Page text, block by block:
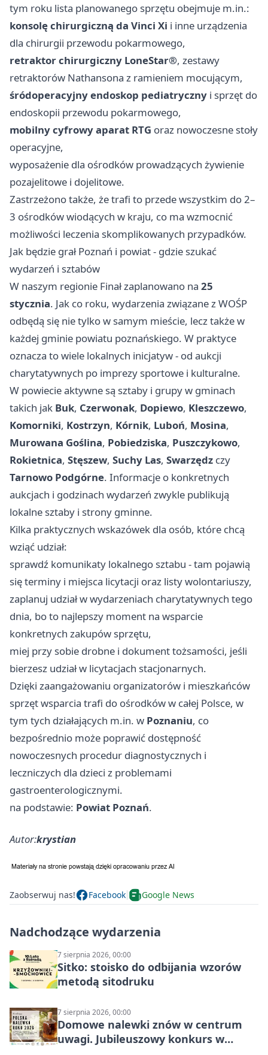
tym roku lista planowanego sprzętu obejmuje m.in.:
konsolę chirurgiczną da Vinci Xi i inne urządzenia
dla chirurgii przewodu pokarmowego,
retraktor chirurgiczny LoneStar®, zestawy
retraktorów Nathansona z ramieniem mocującym,
śródoperacyjny endoskop pediatryczny i sprzęt do
endoskopii przewodu pokarmowego,
mobilny cyfrowy aparat RTG oraz nowoczesne stoły
operacyjne,
wyposażenie dla ośrodków prowadzących żywienie
pozajelitowe i dojelitowe.
Zastrzeżono także, że trafi to przede wszystkim do 2–
3 ośrodków wiodących w kraju, co ma wzmocnić
możliwości leczenia skomplikowanych przypadków.
Jak będzie grał Poznań i powiat - gdzie szukać
wydarzeń i sztabów
W naszym regionie Finał zaplanowano na 25
stycznia. Jak co roku, wydarzenia związane z WOŚP
odbędą się nie tylko w samym mieście, lecz także w
każdej gminie powiatu poznańskiego. W praktyce
oznacza to wiele lokalnych inicjatyw - od aukcji
charytatywnych po imprezy sportowe i kulturalne.
W powiecie aktywne są sztaby i grupy w gminach
takich jak Buk, Czerwonak, Dopiewo, Kleszczewo,
Komorniki, Kostrzyn, Kórnik, Luboń, Mosina,
Murowana Goślina, Pobiedziska, Puszczykowo,
Rokietnica, Stęszew, Suchy Las, Swarzędz czy
Tarnowo Podgórne. Informacje o konkretnych
aukcjach i godzinach wydarzeń zwykle publikują
lokalne sztaby i strony gminne.
Kilka praktycznych wskazówek dla osób, które chcą
wziąć udział:
sprawdź komunikaty lokalnego sztabu - tam pojawią
się terminy i miejsca licytacji oraz listy wolontariuszy,
zaplanuj udział w wydarzeniach charytatywnych tego
dnia, bo to najlepszy moment na wsparcie
konkretnych zakupów sprzętu,
miej przy sobie drobne i dokument tożsamości, jeśli
bierzesz udział w licytacjach stacjonarnych.
Dzięki zaangażowaniu organizatorów i mieszkańców
sprzęt wsparcia trafi do ośrodków w całej Polsce, w
tym tych działających m.in. w Poznaniu, co
bezpośrednio może poprawić dostępność
nowoczesnych procedur diagnostycznych i
leczniczych dla dzieci z problemami
gastroenterologicznymi.
na podstawie: Powiat Poznań.
Autor:krystian
Zaobserwuj nas! Facebook Google News
Nadchodzące wydarzenia
7 sierpnia 2026, 00:00
Sitko: stoisko do odbijania wzorów
metodą sitodruku
7 sierpnia 2026, 00:00
Domowe nalewki znów w centrum
uwagi. Jubileuszowy konkurs w